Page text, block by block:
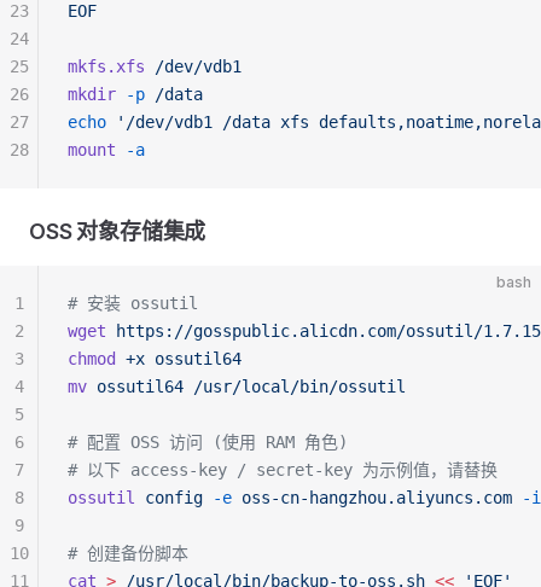
EOF
mkfs.xfs /dev/vdb1
mkdir -p /data
echo '/dev/vdb1 /data xfs
mount -a
23
24
25
26
27
28
OSS 对象存储集成
bash
# 安装 ossutil
wget https://gosspublic.alicdn.com/ossutil/
chmod
+x ossutil64
mv ossutil64 /usr/local/bin/ossutil
# 配置 OSS 访问 (使用 RAM 角色)
# 以下 access-key / secret-key 为示例值，请替换
ossutil
config -e oss-cn-hangzhou.aliyuncs.com -i
# 创建备份脚本
cat > /usr/local/bin/backup-to-oss.sh << 'EOF'
1
2
3
4
5
6
7
8
9
10
11